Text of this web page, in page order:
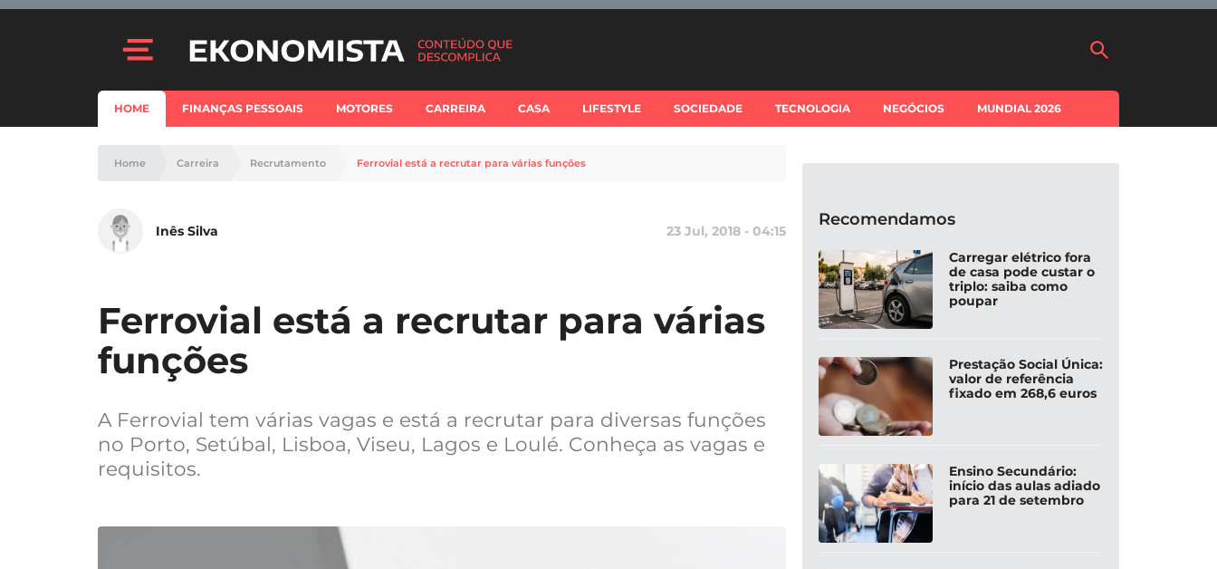
HOME FINANÇAS PESSOAIS MOTORES CARREIRA CASA LIFESTYLE SOCIEDADE TECNOLOGIA NEGÓCIOS MUNDIAL 2026
Home Carreira Recrutamento Ferrovial está a recrutar para várias funções
Inês Silva 23 Jul, 2018 - 04:15
Ferrovial está a recrutar para várias
funções
A Ferrovial tem várias vagas e está a recrutar para diversas funções
no Porto, Setúbal, Lisboa, Viseu, Lagos e Loulé. Conheça as vagas e
requisitos.
Recomendamos
Carregar elétrico fora
de casa pode custar o
triplo: saiba como
poupar
Prestação Social Única:
valor de referência
fixado em 268,6 euros
Ensino Secundário:
início das aulas adiado
para 21 de setembro